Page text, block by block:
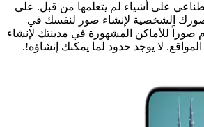
على أشياء لم يتعلمها من قبل. على
الشخصية لإنشاء صور لنفسك في
صوراً للأماكن المشهورة في مدينتك لإنشاء
لا يوجد حدود لما يمكنك إنشاؤه!.